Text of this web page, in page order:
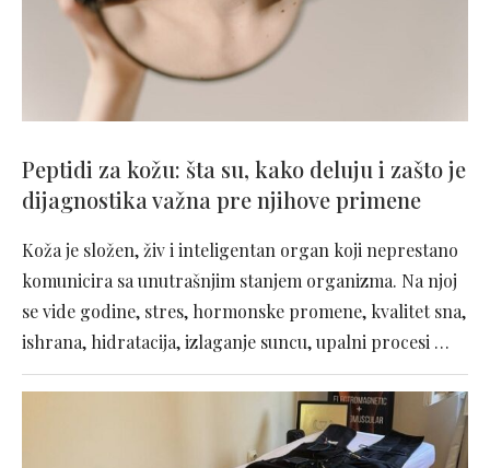
Peptidi za kožu: šta su, kako deluju i zašto je
dijagnostika važna pre njihove primene
Koža je složen, živ i inteligentan organ koji neprestano
komunicira sa unutrašnjim stanjem organizma. Na njoj
se vide godine, stres, hormonske promene, kvalitet sna,
ishrana, hidratacija, izlaganje suncu, upalni procesi …